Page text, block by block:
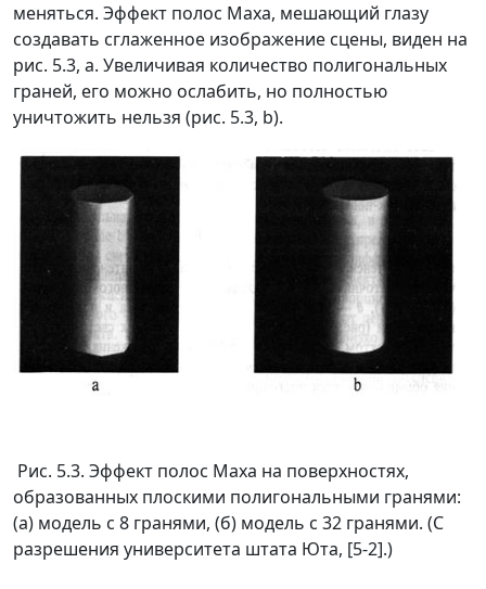
меняться. Эффект полос Маха, мешающий глазу
создавать сглаженное изображение сцены, виден на
рис. 5.3, а. Увеличивая количество полигональных
граней, его можно ослабить, но полностью
уничтожить нельзя (рис. 5.3, b).
Рис. 5.3. Эффект полос Маха на поверхностях,
образованных плоскими полигональными гранями:
(а) модель с 8 гранями, (б) модель с 32 гранями. (С
разрешения университета штата Юта, [5-2].)